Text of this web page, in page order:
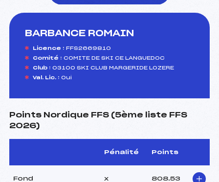
BARBANCE ROMAIN
Licence : FFS2669810
Comité : COMITE DE SKI CE LANGUEDOC
Club : 03100 SKI CLUB MARGERIDE LOZERE
Val. Lic. : Oui
Points Nordique FFS (5ème liste FFS
2026)
Pénalité Points
Fond x 808.53